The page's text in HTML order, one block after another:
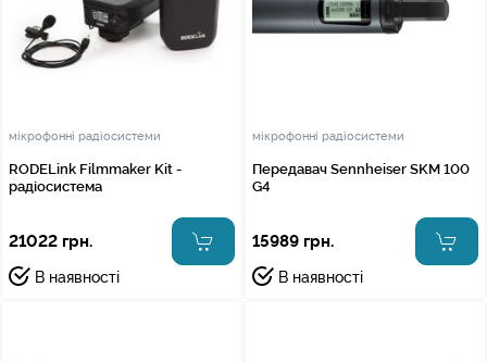
мікрофонні радіосистеми
RODELink Filmmaker Kit -
радіосистема
21022 грн.
В наявності
мікрофонні радіосистеми
Передавач Sennheiser SKM 100
G4
15989 грн.
В наявності